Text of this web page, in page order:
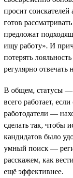
просит
готов
предложат
ищу работу». И
потерять
регулярно отвечать
В общем, статусы —
всего работает,
работодатели —
сделать так, чтобы
кандидатов было
умный поиск —
расскажем, как
ещё эффективнее.